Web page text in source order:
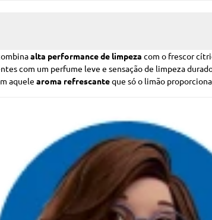
alta performance de limpeza com o frescor
com um perfume leve e sensação de limpeza
aquele aroma refrescanteque só o limão